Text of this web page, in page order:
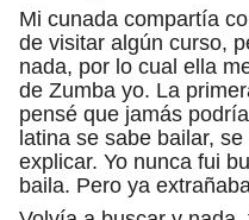
Mi cunada compartía
de visitar algún curso,
nada, por lo cual ella
de Zumba yo. La
pensé que jamás
latina se sabe bailar,
explicar. Yo nunca fui
baila. Pero ya